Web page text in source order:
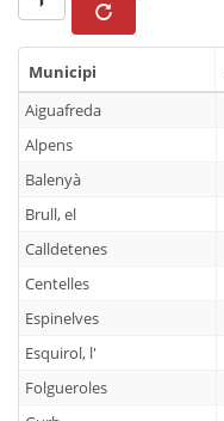
Municipi
Municipi
Aiguafreda
Alpens
Balenyà
Brull, el
Calldetenes
Centelles
Espinelves
Esquirol, l'
Folgueroles